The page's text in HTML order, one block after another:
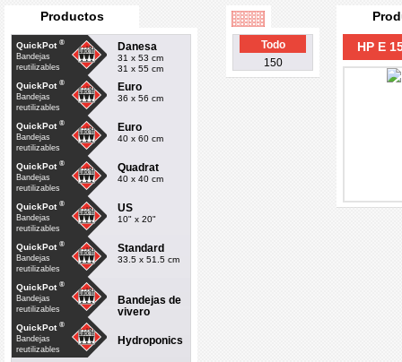
Productos
QuickPot ®
Bandejas
reutilizables
Danesa
31 x 53 cm
31 x 55 cm
QuickPot ®
Bandejas
reutilizables
Euro
36 x 56 cm
QuickPot ®
Bandejas
reutilizables
Euro
40 x 60 cm
QuickPot ®
Bandejas
reutilizables
Quadrat
40 x 40 cm
QuickPot ®
Bandejas
reutilizables
US
10" x 20"
QuickPot ®
Bandejas
reutilizables
Standard
33.5 x 51.5 cm
QuickPot ®
Bandejas
reutilizables
Bandejas de
vivero
QuickPot ®
Bandejas
reutilizables
Hydroponics
Todo
150
HP E